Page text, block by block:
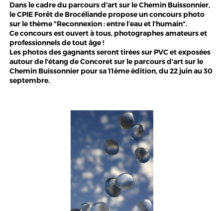
Dans le cadre du parcours d'art sur le Chemin Buissonnier,
le CPIE Forêt de Brocéliande propose un concours photo
sur le thème "Reconnexion : entre l’eau et l’humain".
Ce concours est ouvert à tous, photographes amateurs et
professionnels de tout âge !
Les photos des gagnants seront tirées sur PVC et exposées
autour de l'étang de Concoret sur le parcours d'art sur le
Chemin Buissonnier pour sa 11ème édition, du 22 juin au 30
septembre.